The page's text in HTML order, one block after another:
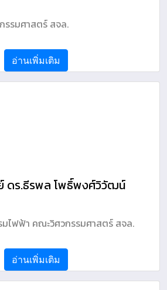
รมศาสตร์ สจล.
อ่านเพิ่มเติม
ดร.ธีรพล โพธิ์พงศ์วิวัฒน์
มไฟฟ้า คณะวิศวกรรมศาสตร์ สจล.
อ่านเพิ่มเติม